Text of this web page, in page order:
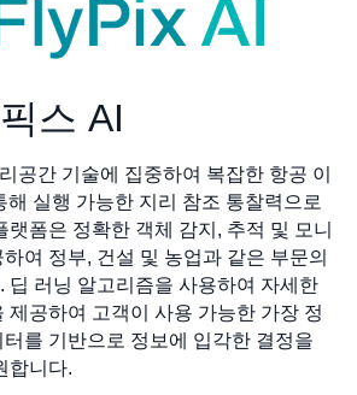
스 AI
공간 기술에 집중하여 복잡한 항공 이
해 실행 가능한 지리 참조 통찰력으로
랫폼은 정확한 객체 감지, 추적 및 모니
여 정부, 건설 및 농업과 같은 부문의
딥 러닝 알고리즘을 사용하여 자세한
제공하여 고객이 사용 가능한 가장 정
를 기반으로 정보에 입각한 결정을
합니다.